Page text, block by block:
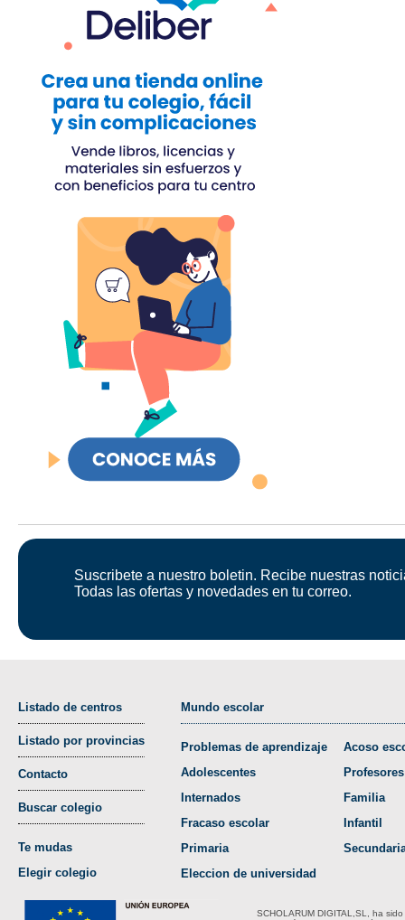
Suscribete a nuestro boletin. Recibe nuestras
Todas las ofertas y novedades en tu correo.
Listado de centros
Listado por provincias
Contacto
Buscar colegio
Te mudas
Elegir colegio
Mundo escolar
Problemas de aprendizaje
Adolescentes
Internados
Fracaso escolar
Primaria
Eleccion de universidad
Acoso
Profesores
Familia
Infantil
SCHOLARUM DIGITAL,SL, ha